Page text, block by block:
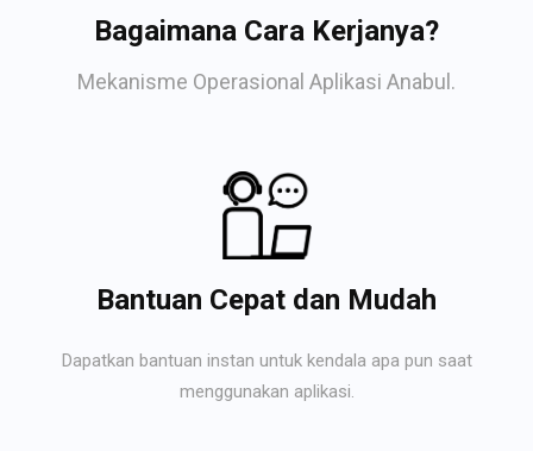
Bagaimana Cara Kerjanya?
Mekanisme Operasional Aplikasi Anabul.
Bantuan Cepat dan Mudah
Dapatkan bantuan instan untuk kendala apa pun saat
menggunakan aplikasi.